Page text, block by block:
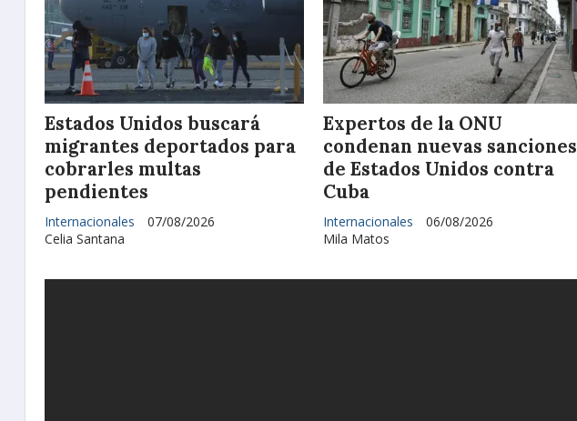
Estados Unidos buscará
migrantes deportados para
cobrarles multas
pendientes
Celia Santana
Internacionales 07/08/2026
Expertos de la ONU
condenan nuevas sanciones
de Estados Unidos contra
Cuba
Mila Matos
Internacionales 06/08/2026